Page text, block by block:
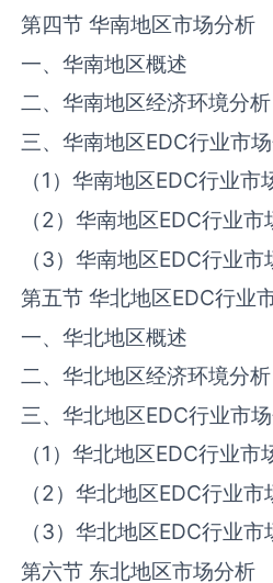
第四节 华南地区市场分析
一、华南地区概述
二、华南地区经济环境分析
三、华南地区‌‌EDC‌‌行业市
（1）华南地区‌‌EDC‌‌行业市
（2）华南地区‌‌EDC‌‌行业市
（3）华南地区‌‌EDC‌‌行业
第五节 华北地区‌‌EDC‌‌行业
一、华北地区概述
二、华北地区经济环境分析
三、华北地区‌‌EDC‌‌行业市
（1）华北地区‌‌EDC‌‌行业市
（2）华北地区‌‌EDC‌‌行业市
（3）华北地区‌‌EDC‌‌行业市
第六节 东北地区市场分析